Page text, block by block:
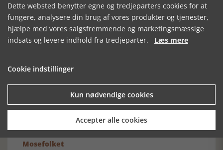
FERIERUNDVISNING
I
GUNDESTRUPKEDLENEGTVEDPIGEN,
STOR
Mosefolket
Dette websted benytter egne og tredjeparters cookies for at
fungere, analysere din brug af vores produkter og tjenester,
hjælpe med vores salgsfremmende og marketingsmæssige
indsats og levere indhold fra tredjeparter. Læs mere
Cookie indstillinger
Kun nødvendige cookies
Accepter alle cookies